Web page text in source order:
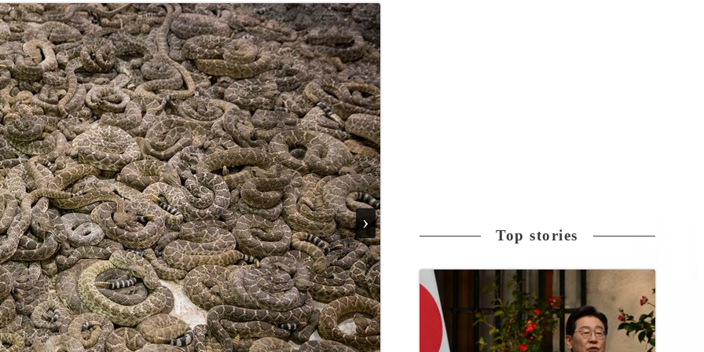
›
Top stories